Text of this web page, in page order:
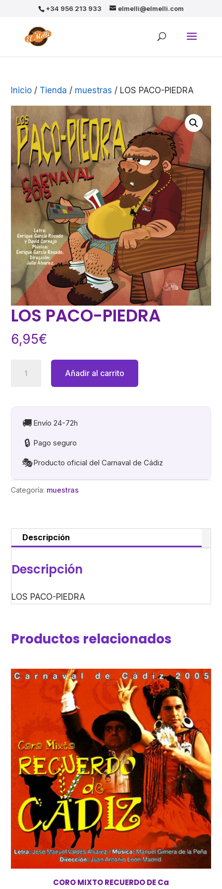
+34 956 213 933 elmelli@elmelli.com
Inicio / Tienda / muestras / LOS PACO-PIEDRA
LOS PACO-PIEDRA
6,95€
PACO-
cantidad
Añadir al carrito
🚚 Envío 24-72h
🔒 Pago seguro
🎭Producto oficial del Carnaval de Cádiz
Categoría: muestras
Descripción
Descripción
LOS PACO-PIEDRA
Productos relacionados
CORO MIXTO RECUERDO DE Ca